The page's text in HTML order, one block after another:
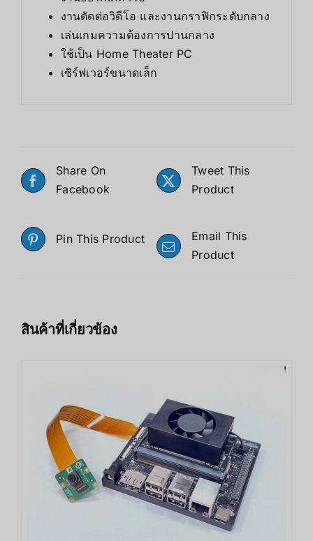
งานตัดต่อวิดีโอ และงานกราฟิกระดับกลาง
เล่นเกมความต้องการปานกลาง
ใช้เป็น Home Theater PC
เซิร์ฟเวอร์ขนาดเล็ก
Share On
Facebook
Tweet This
Product
Pin This Product
Email This
Product
สินค้าที่เกี่ยวข้อง